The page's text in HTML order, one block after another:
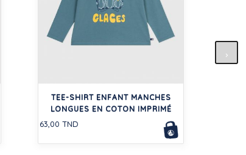
TEE-SHIRT ENFANT MANCHES
LONGUES EN COTON IMPRIMÉ
63,00 TND